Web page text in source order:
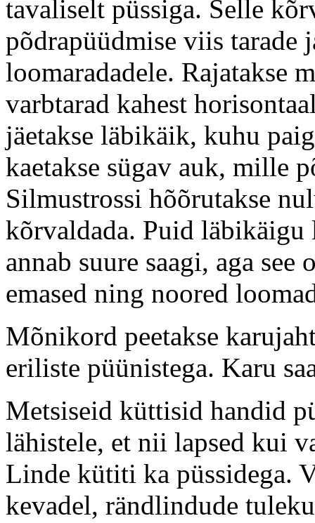
tavaliselt püssiga. Selle
põdrapüüdmise viis tarade
loomaradadele. Rajatakse
varbtarad kahest
jäetakse läbikäik, kuhu
kaetakse sügav auk, mille
Silmustrossi hõõrutakse
kõrvaldada. Puid läbikäigu
annab suure saagi, aga
emased ning noored
Mõnikord peetakse
eriliste püünistega. Karu
Metsiseid küttisid handid
lähistele, et nii lapsed kui
Linde kütiti ka püssidega.
kevadel, rändlindude